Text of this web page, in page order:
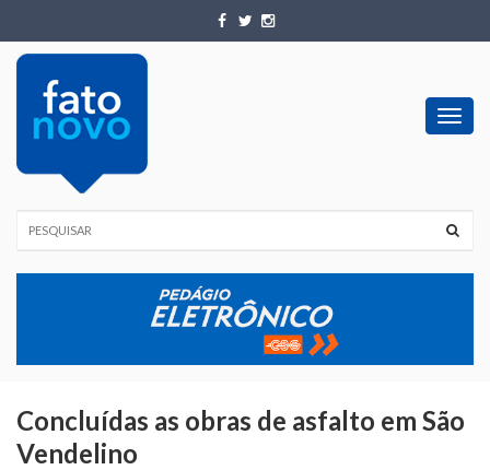
Concluídas as obras de asfalto em São
Vendelino